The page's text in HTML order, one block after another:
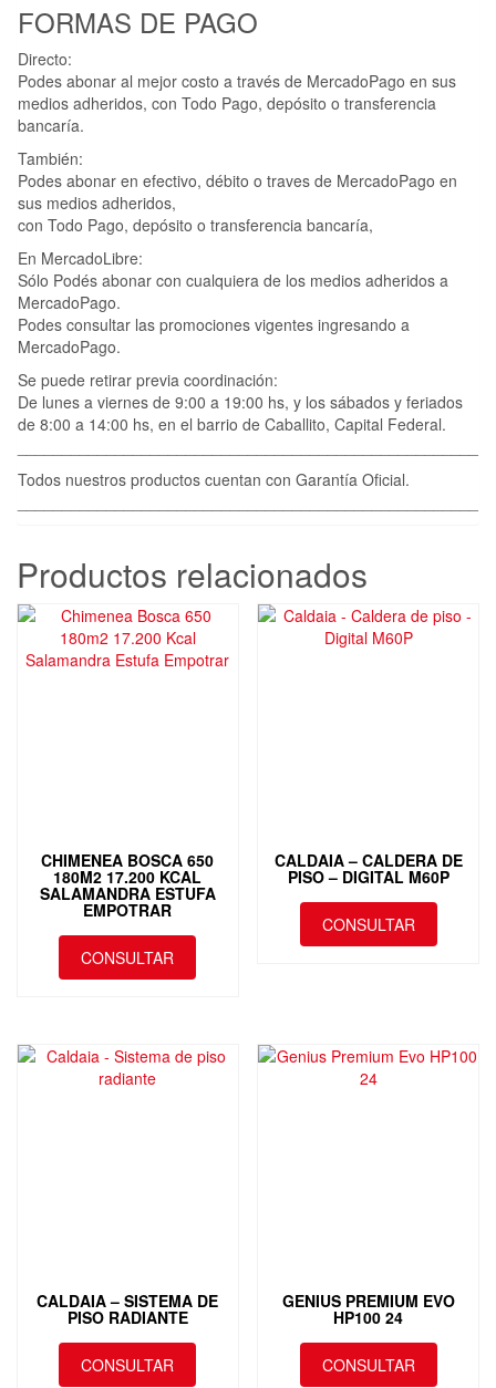
FORMAS DE PAGO
Directo:
Podes abonar al mejor costo a través de MercadoPago en sus
medios adheridos, con Todo Pago, depósito o transferencia
bancaría.
También:
Podes abonar en efectivo, débito o traves de MercadoPago en
sus medios adheridos,
con Todo Pago, depósito o transferencia bancaría,
En MercadoLibre:
Sólo Podés abonar con cualquiera de los medios adheridos a
MercadoPago.
Podes consultar las promociones vigentes ingresando a
MercadoPago.
Se puede retirar previa coordinación:
De lunes a viernes de 9:00 a 19:00 hs, y los sábados y feriados
de 8:00 a 14:00 hs, en el barrio de Caballito, Capital Federal.
Todos nuestros productos cuentan con Garantía Oficial.
Productos relacionados
CHIMENEA BOSCA 650
180M2 17.200 KCAL
SALAMANDRA ESTUFA
EMPOTRAR
CONSULTAR
CALDAIA – CALDERA DE
PISO – DIGITAL M60P
CONSULTAR
CALDAIA – SISTEMA DE
PISO RADIANTE
CONSULTAR
GENIUS PREMIUM EVO
HP100 24
CONSULTAR